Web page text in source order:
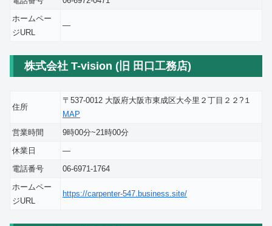
ホームペー
ジURL
―
株式会社 T-vision (旧 田口工務店)
住所
〒537-0012 大阪府大阪市東成区大今里２丁目２２?１
MAP
営業時間
9時00分~21時00分
休業日
―
電話番号
06-6971-1764
ホームペー
ジURL
https://carpenter-547.business.site/